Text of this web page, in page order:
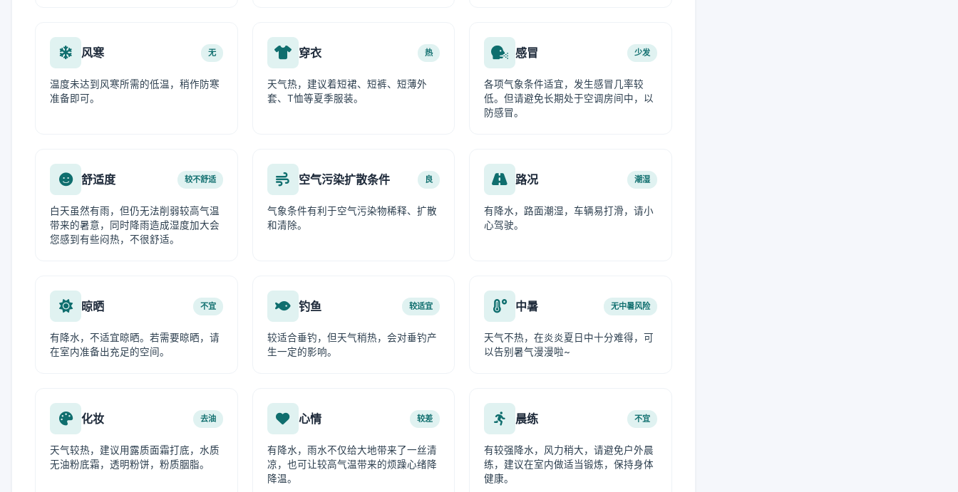
风寒 无
温度未达到风寒所需的低温，稍作防寒
准备即可。
穿衣 热
天气热，建议着短裙、短裤、短薄外
套、T恤等夏季服装。
感冒 少发
各项气象条件适宜，发生感冒几率较
低。但请避免长期处于空调房间中，以
防感冒。
舒适度 较不舒适
白天虽然有雨，但仍无法削弱较高气温
带来的暑意，同时降雨造成湿度加大会
您感到有些闷热，不很舒适。
空气污染扩散条件 良
气象条件有利于空气污染物稀释、扩散
和清除。
路况 潮湿
有降水，路面潮湿，车辆易打滑，请小
心驾驶。
晾晒 不宜
有降水，不适宜晾晒。若需要晾晒，请
在室内准备出充足的空间。
钓鱼 较适宜
较适合垂钓，但天气稍热，会对垂钓产
生一定的影响。
中暑 无中暑风险
天气不热，在炎炎夏日中十分难得，可
以告别暑气漫漫啦~
化妆 去油
天气较热，建议用露质面霜打底，水质
无油粉底霜，透明粉饼，粉质胭脂。
心情 较差
有降水，雨水不仅给大地带来了一丝清
凉，也可让较高气温带来的烦躁心绪降
降温。
晨练 不宜
有较强降水，风力稍大，请避免户外晨
练，建议在室内做适当锻炼，保持身体
健康。